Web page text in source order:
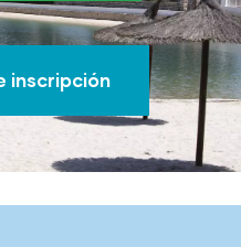
inscripción